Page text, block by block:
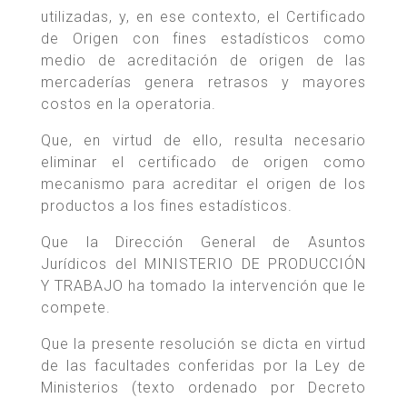
utilizadas, y, en ese contexto, el Certificado
de Origen con fines estadísticos como
medio de acreditación de origen de las
mercaderías genera retrasos y mayores
costos en la operatoria.
Que, en virtud de ello, resulta necesario
eliminar el certificado de origen como
mecanismo para acreditar el origen de los
productos a los fines estadísticos.
Que la Dirección General de Asuntos
Jurídicos del MINISTERIO DE PRODUCCIÓN
Y TRABAJO ha tomado la intervención que le
compete.
Que la presente resolución se dicta en virtud
de las facultades conferidas por la Ley de
Ministerios (texto ordenado por Decreto